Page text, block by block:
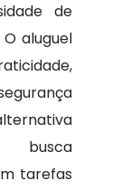
de
aluguel
busca
tarefas